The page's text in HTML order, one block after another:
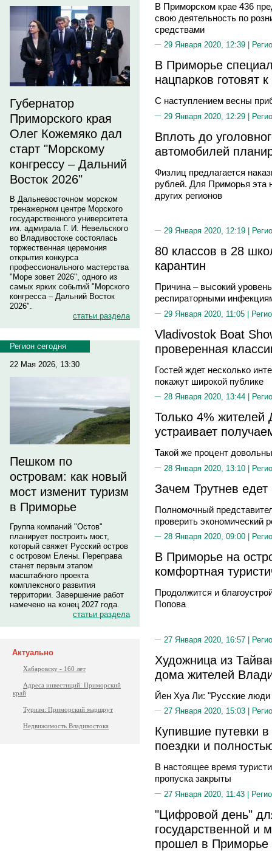
Губернатор
Приморского края
Олег Кожемяко дал
старт "Морскому
конгрессу – Дальний
Восток 2026"
В Дальневосточном морском
тренажерном центре Морского
государственного университета
им. адмирала Г. И. Невельского
во Владивостоке состоялась
торжественная церемония
открытия конкурса
профессионального мастерства
"Море зовет 2026", одного из
самых ярких событий "Морского
конгресса – Дальний Восток
2026".
статьи раздела
Регион сегодня
22 Мая 2026, 13:30
Пешком по
островам: как новый
мост изменит туризм
в Приморье
Группа компаний "Остов"
планирует построить мост,
который свяжет Русский остров
с островом Елены. Переправа
станет первым этапом
масштабного проекта
комплексного развития
территории. Завершение работ
намечено на конец 2027 года.
статьи раздела
Актуально
Хабаровску - 160 лет
Адреса инвестиций. Приморский
край
Туризм: Приморский маршрут
Недвижимость Владивостока
В Приморском крае 436
свою деятельность по
средствами
29 Января 2020, 12:39 |
В Приморье
нацпарков готовят
С наступлением весны
29 Января 2020, 12:29 |
Вплоть до
автомобилей
Физлиц предлагается
рублей. Для Приморья эта
других регионов
29 Января 2020, 12:19 |
80 классов в 28
карантин
Причина – высокий
респираторными
29 Января 2020, 11:05 |
Vladivostok Boat
проверенная
Гостей ждет несколько
покажут широкой публике
28 Января 2020, 13:44 |
Только 4% жителей
устраивает
Такой же процент
28 Января 2020, 13:10 |
Зачем Трутнев
Полномочный
проверить экономический
28 Января 2020, 09:00 |
В Приморье на
комфортная
Продолжится и
Попова
27 Января 2020, 16:57 |
Художница из
дома жителей
Йен Хуа Ли: "Русские
27 Января 2020, 15:03 |
Купившие путевки в
поездки и
В настоящее время
пропуска закрыты
27 Января 2020, 11:43 |
"Цифровой день"
государственной и
прошел в Приморье